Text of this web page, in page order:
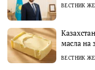
ВЕСТНИК
масла на
ВЕСТНИК